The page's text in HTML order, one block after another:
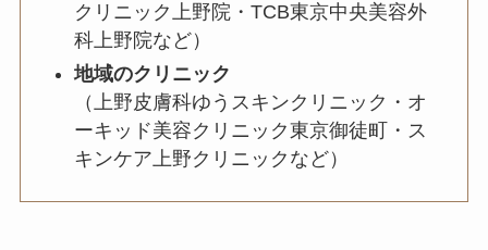
クリニック上野院・TCB東京中央美容外
科上野院など）
地域のクリニック
（上野皮膚科ゆうスキンクリニック・オ
ーキッド美容クリニック東京御徒町・ス
キンケア上野クリニックなど）